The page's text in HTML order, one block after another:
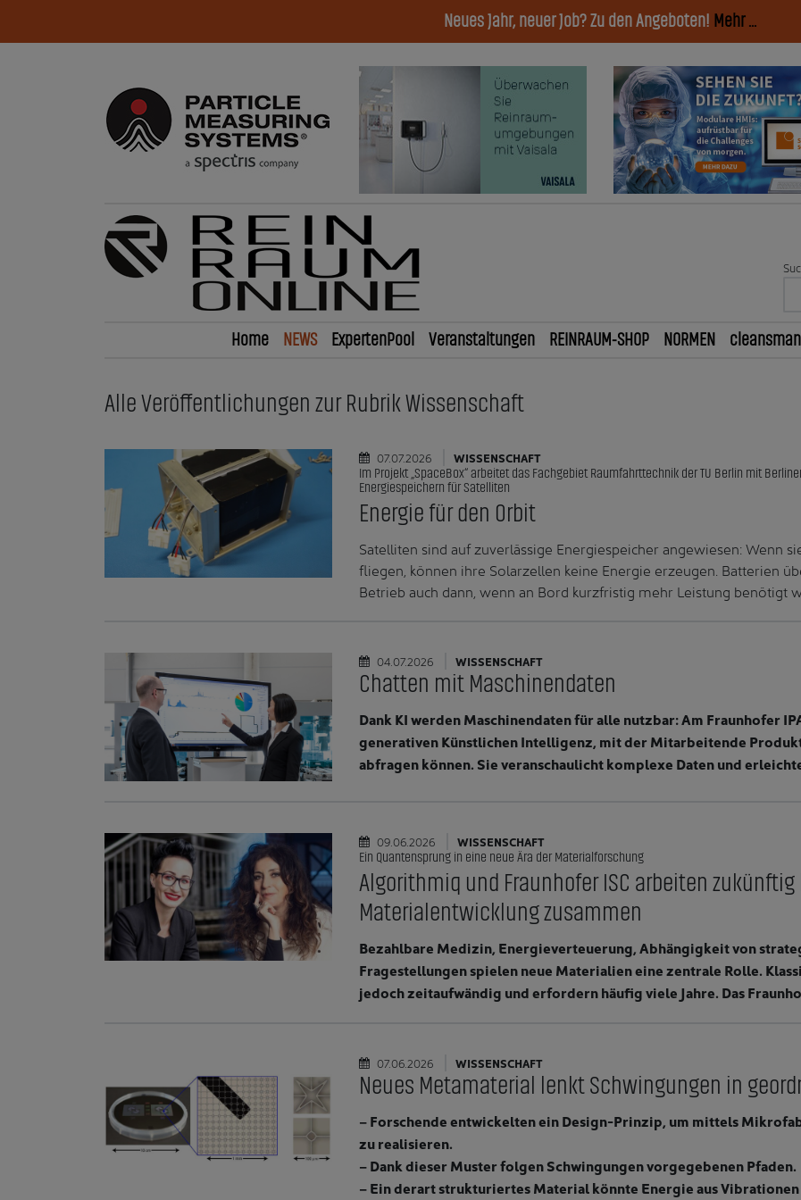
Neues Jahr, neuer Job? Zu den Angeboten! Mehr ...
Home NEWS ExpertenPool Veranstaltungen REINRAUM-SHOP NORMEN cleansman
Alle Veröffentlichungen zur Rubrik Wissenschaft
07.07.2026 WISSENSCHAFT
Im Projekt „SpaceBox“ arbeitet das Fachgebiet Raumfahrttechnik der TU Berlin mit
Energiespeichern für Satelliten
Energie für den Orbit
Satelliten sind auf zuverlässige Energiespeicher angewiesen: Wenn
fliegen, können ihre Solarzellen keine Energie erzeugen. Batterien
Betrieb auch dann, wenn an Bord kurzfristig mehr Leistung benötigt
04.07.2026 WISSENSCHAFT
Chatten mit Maschinendaten
Dank KI werden Maschinendaten für alle nutzbar: Am Fraunhofer
generativen Künstlichen Intelligenz, mit der Mitarbeitende
abfragen können. Sie veranschaulicht komplexe Daten und
09.06.2026 WISSENSCHAFT
Ein Quantensprung in eine neue Ära der Materialforschung
Algorithmiq und Fraunhofer ISC arbeiten
Materialentwicklung zusammen
Bezahlbare Medizin, Energieverteuerung, Abhängigkeit von
Fragestellungen spielen neue Materialien eine zentrale Rolle.
jedoch zeitaufwändig und erfordern häufig viele Jahre. Das
07.06.2026 WISSENSCHAFT
Neues Metamaterial lenkt Schwingungen in
– Forschende entwickelten ein Design-Prinzip, um mittels
zu realisieren.
– Dank dieser Muster folgen Schwingungen vorgegebenen Pfaden.
– Ein derart strukturiertes Material könnte Energie aus